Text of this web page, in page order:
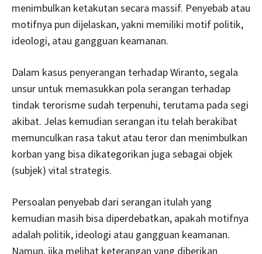
menimbulkan ketakutan secara massif. Penyebab atau
motifnya pun dijelaskan, yakni memiliki motif politik,
ideologi, atau gangguan keamanan.
Dalam kasus penyerangan terhadap Wiranto, segala
unsur untuk memasukkan pola serangan terhadap
tindak terorisme sudah terpenuhi, terutama pada segi
akibat. Jelas kemudian serangan itu telah berakibat
memunculkan rasa takut atau teror dan menimbulkan
korban yang bisa dikategorikan juga sebagai objek
(subjek) vital strategis.
Persoalan penyebab dari serangan itulah yang
kemudian masih bisa diperdebatkan, apakah motifnya
adalah politik, ideologi atau gangguan keamanan.
Namun, jika melihat keterangan yang diberikan